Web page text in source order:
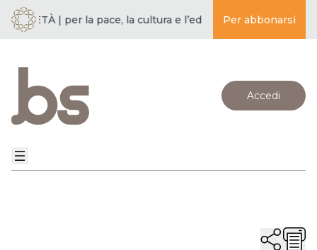
| per la pace, la cultura e l’educazione ·BUDDISMO
Per abbonarsi
Accedi